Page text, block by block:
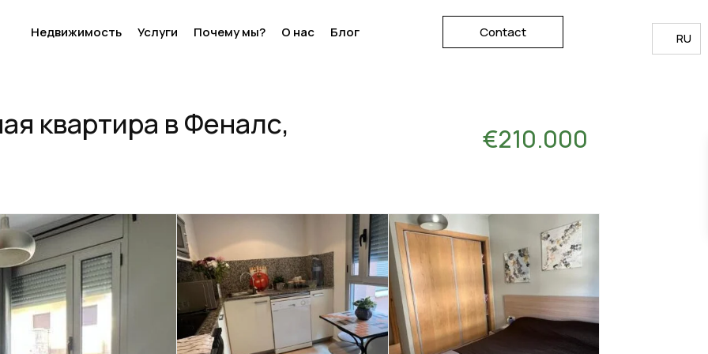
Недвижимость Услуги Почему мы? О нас Блог Contact RU
квартира в Феналс, €210.000